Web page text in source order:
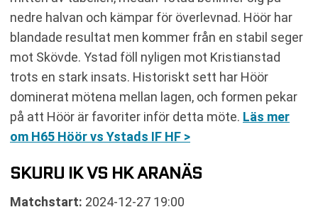
nedre halvan och kämpar för överlevnad. Höör har
blandade resultat men kommer från en stabil seger
mot Skövde. Ystad föll nyligen mot Kristianstad
trots en stark insats. Historiskt sett har Höör
dominerat mötena mellan lagen, och formen pekar
på att Höör är favoriter inför detta möte. Läs mer
om H65 Höör vs Ystads IF HF >
SKURU IK VS HK ARANÄS
Matchstart: 2024-12-27 19:00